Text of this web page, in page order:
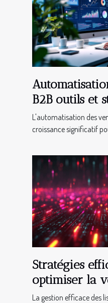
B2B outils et
une
L'automatisation des
croissance significatif
Stratégies
optimiser la
listes d'emails
La gestion efficace des